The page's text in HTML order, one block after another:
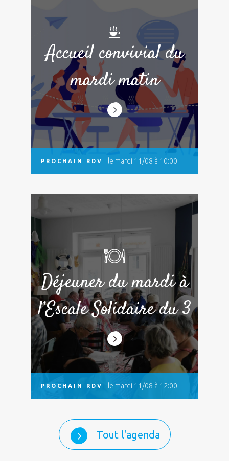
Accueil convivial du
mardi matin
PROCHAIN RDV le mardi 11/08 à 10:00
Déjeuner du mardi à
l’Escale Solidaire du 3
PROCHAIN RDV le mardi 11/08 à 12:00
Tout l'agenda